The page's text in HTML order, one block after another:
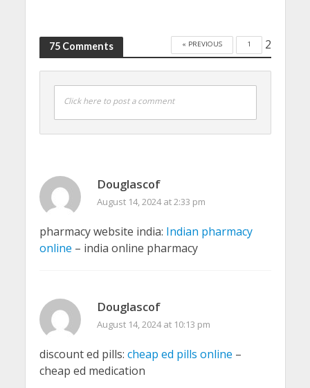
75 Comments « PREVIOUS 1 2
Click here to post a comment
Douglascof
August 14, 2024 at 2:33 pm
pharmacy website india: Indian pharmacy
online – india online pharmacy
Douglascof
August 14, 2024 at 10:13 pm
discount ed pills: cheap ed pills online –
cheap ed medication